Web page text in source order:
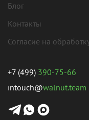
Блог
Контакты
Согласие на
+7 (499) 390-75-66
intouch@walnut.team